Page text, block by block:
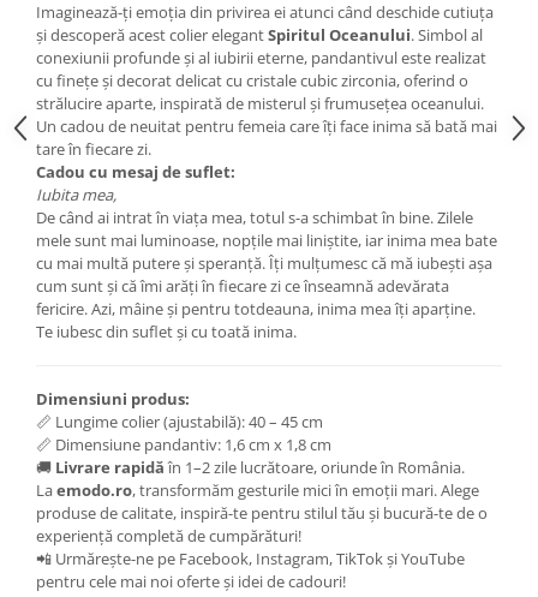
Imaginează-ți emoția din privirea ei atunci când deschide cutiuța
și descoperă acest colier elegantSpiritul Oceanului. Simbol al
conexiunii profunde și al iubirii eterne, pandantivul este realizat
cu finețe și decorat delicat cu cristale cubic zirconia, oferind o
strălucire aparte, inspirată de misterul și frumusețea oceanului.
Un cadou de neuitat pentru femeia care îți face inima să bată mai
tare în fiecare zi.
Cadou cu mesaj de suflet:
Iubita mea,
De când ai intrat în viața mea, totul s-a schimbat în bine. Zilele
mele sunt mai luminoase, nopțile mai liniștite, iar inima mea bate
cu mai multă putere și speranță. Îți mulțumesc că mă iubești așa
cum sunt și că îmi arăți în fiecare zi ce înseamnă adevărata
fericire. Azi, mâine și pentru totdeauna, inima mea îți aparține.
Te iubesc din suflet și cu toată inima.
Dimensiuni produs:
📏 Lungime colier (ajustabilă): 40 – 45 cm
📏 Dimensiune pandantiv: 1,6 cm x 1,8 cm
🚚 Livrare rapidăîn 1–2 zile lucrătoare, oriunde în România.
Laemodo.ro, transformăm gesturile mici în emoții mari. Alege
produse de calitate, inspiră-te pentru stilul tău și bucură-te de o
experiență completă de cumpărături!
📲 Urmărește-ne pe Facebook, Instagram, TikTok și YouTube
pentru cele mai noi oferte și idei de cadouri!